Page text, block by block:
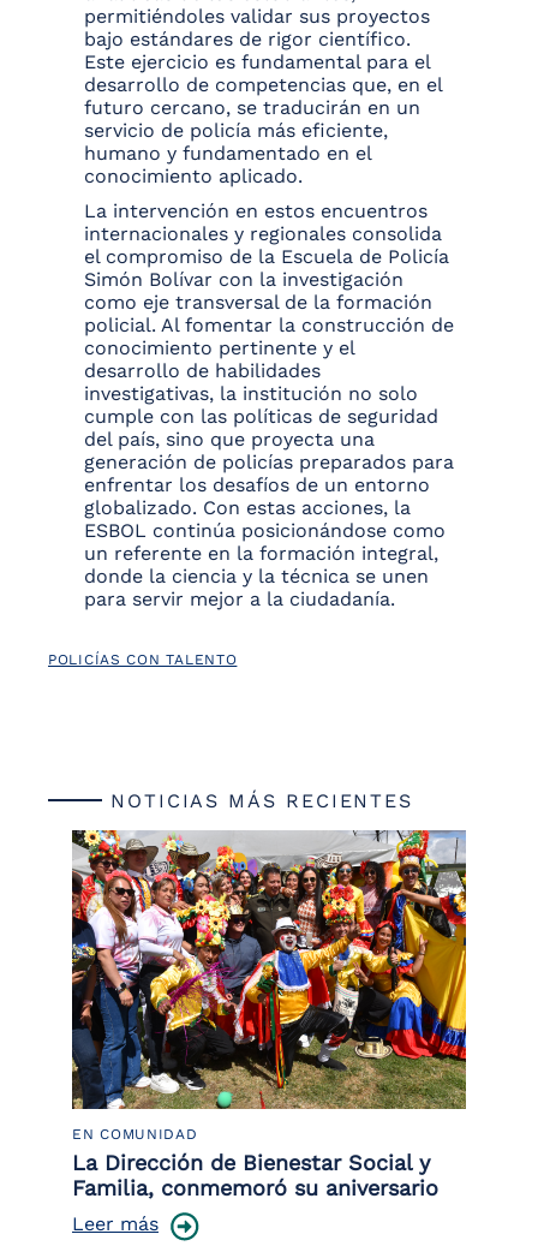
permitiéndoles validar sus proyectos
bajo estándares de rigor científico.
Este ejercicio es fundamental para el
desarrollo de competencias que, en el
futuro cercano, se traducirán en un
servicio de policía más eficiente,
humano y fundamentado en el
conocimiento aplicado.
La intervención en estos encuentros
internacionales y regionales consolida
el compromiso de la Escuela de Policía
Simón Bolívar con la investigación
como eje transversal de la formación
policial. Al fomentar la construcción de
conocimiento pertinente y el
desarrollo de habilidades
investigativas, la institución no solo
cumple con las políticas de seguridad
del país, sino que proyecta una
generación de policías preparados para
enfrentar los desafíos de un entorno
globalizado. Con estas acciones, la
ESBOL continúa posicionándose como
un referente en la formación integral,
donde la ciencia y la técnica se unen
para servir mejor a la ciudadanía.
POLICÍAS CON TALENTO
NOTICIAS MÁS RECIENTES
EN COMUNIDAD
La Dirección de Bienestar Social y
Familia, conmemoró su aniversario
Leer más